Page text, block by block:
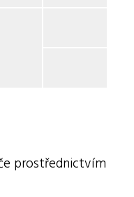
prostřednictvím